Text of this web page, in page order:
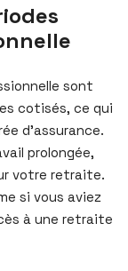
sont
cotisés, ce qui
d’assurance.
prolongée,
votre retraite.
si vous aviez
à une retraite